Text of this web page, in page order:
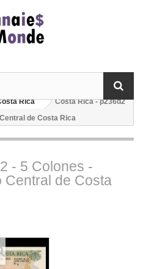
Rica
Costa Rica - p236d2
de Costa Rica
- 5 Colones -
Central de Costa